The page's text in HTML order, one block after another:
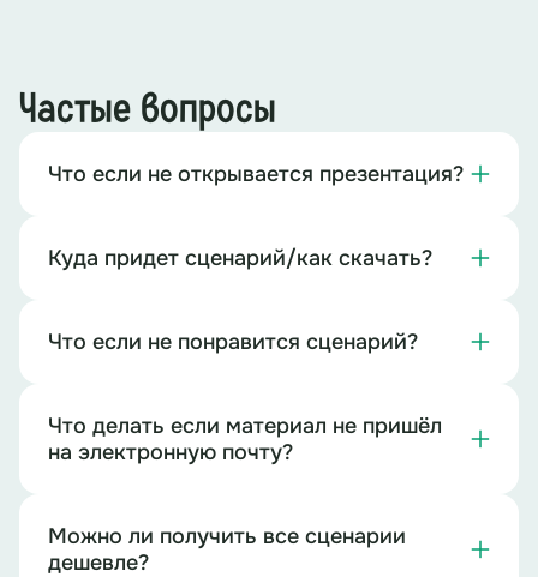
Частые вопросы
Что если не открывается презентация?
Куда придет сценарий/как скачать?
Что если не понравится сценарий?
Что делать если материал не пришёл
на электронную почту?
Можно ли получить все сценарии
дешевле?